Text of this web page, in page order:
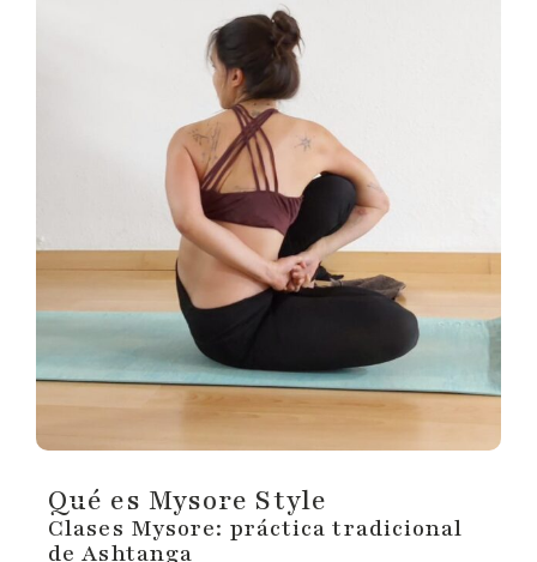
Qué es Mysore Style
Clases Mysore: práctica tradicional
de Ashtanga